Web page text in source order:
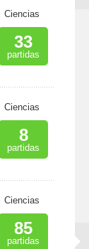
Ciencias
33
partidas
Ciencias
8
partidas
Ciencias
85
partidas